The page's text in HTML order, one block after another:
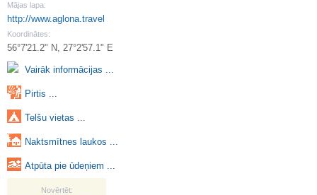
Mājas lapa:
http://www.aglona.travel
Koordinātes:
56°7'21.2" N, 27°2'57.1" E
Vairāk informācijas ...
Pirtis ...
Telšu vietas ...
Naktsmītnes laukos ...
Atpūta pie ūdeņiem ...
Novērtēt: